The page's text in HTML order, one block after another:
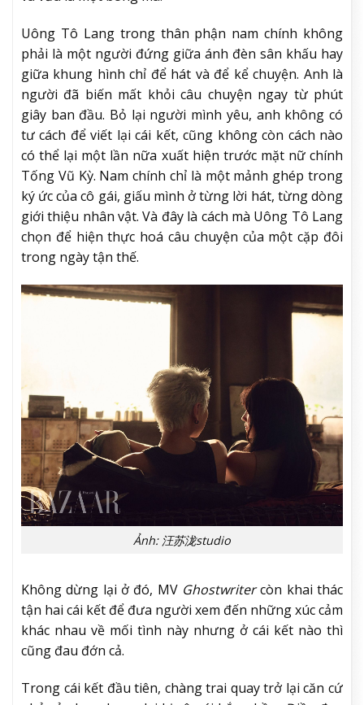
Uông Tô Lang trong thân phận nam chính không
phải là một người đứng giữa ánh đèn sân khấu hay
giữa khung hình chỉ để hát và để kể chuyện. Anh là
người đã biến mất khỏi câu chuyện ngay từ phút
giây ban đầu. Bỏ lại người mình yêu, anh không có
tư cách để viết lại cái kết, cũng không còn cách nào
có thể lại một lần nữa xuất hiện trước mặt nữ chính
Tống Vũ Kỳ. Nam chính chỉ là một mảnh ghép trong
ký ức của cô gái, giấu mình ở từng lời hát, từng dòng
giới thiệu nhân vật. Và đây là cách mà Uông Tô Lang
chọn để hiện thực hoá câu chuyện của một cặp đôi
trong ngày tận thế.
Ảnh: 汪苏泷studio
Không dừng lại ở đó, MV Ghostwritercòn khai thác
tận hai cái kết để đưa người xem đến những xúc cảm
khác nhau về mối tình này nhưng ở cái kết nào thì
cũng đau đớn cả.
Trong cái kết đầu tiên, chàng trai quay trở lại căn cứ